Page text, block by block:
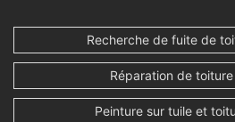
Recherche de fuite de
Réparation de
Peinture sur tuile et